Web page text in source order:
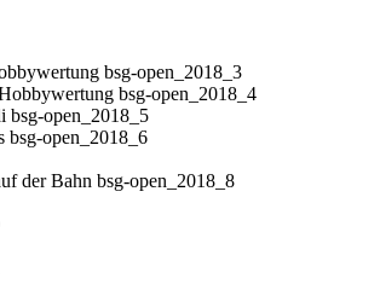
bsg-open_2018_3
bsg-open_2018_4
bsg-open_2018_5
bsg-open_2018_6
bsg-open_2018_8